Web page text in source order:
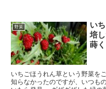
野菜
い
培
蒔く
いちごほうれん草という野菜を
知らなかったのですが、いつも